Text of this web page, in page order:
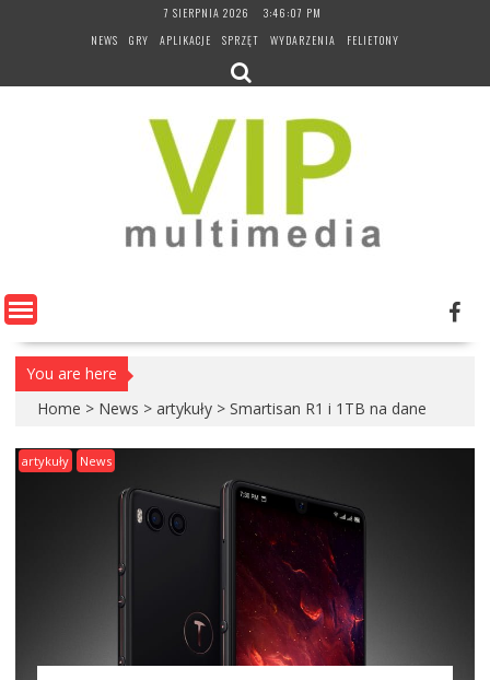
7 SIERPNIA 2026
3:46:08 PM
NEWS
GRY APLIKACJE SPRZĘT WYDARZENIA FELIETONY
You are here
Home > News > artykuły > Smartisan R1 i 1TB na dane
artykuły News